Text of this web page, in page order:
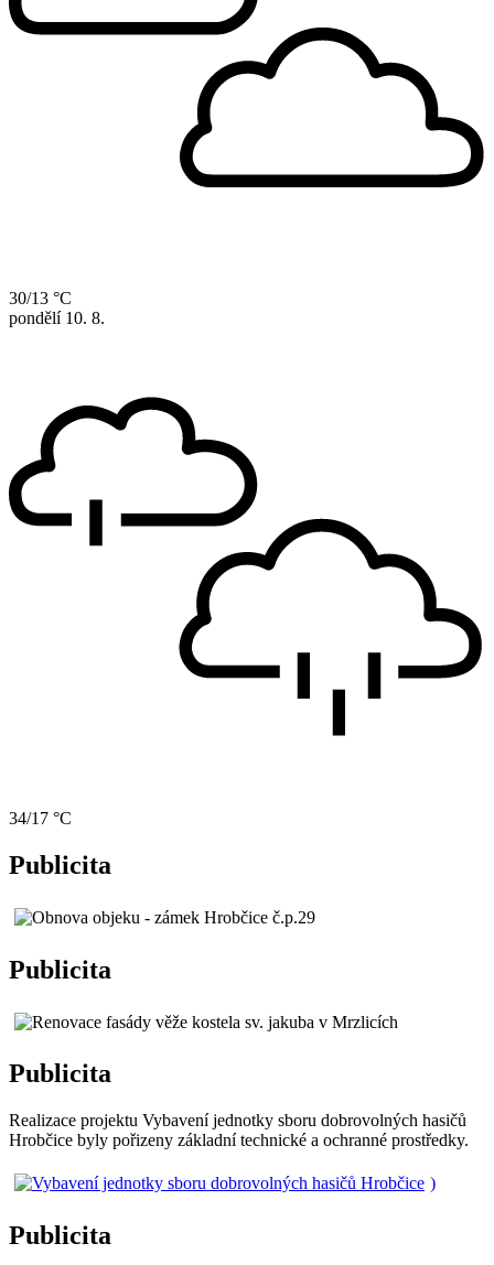
30/13 °C
pondělí 10. 8.
34/17 °C
Publicita
Publicita
Publicita
Realizace projektu Vybavení jednotky sboru dobrovolných hasičů
Hrobčice byly pořizeny základní technické a ochranné prostředky.
)
Publicita